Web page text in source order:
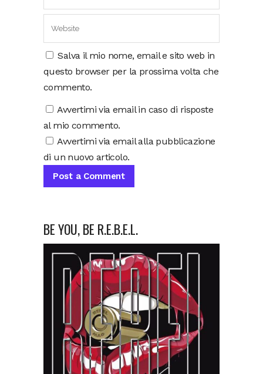
Salva il mio nome, email e sito web in
questo browser per la prossima volta che
commento.
Avvertimi via email in caso di risposte
al mio commento.
Avvertimi via email alla pubblicazione
di un nuovo articolo.
BE YOU, BE R.E.B.E.L.